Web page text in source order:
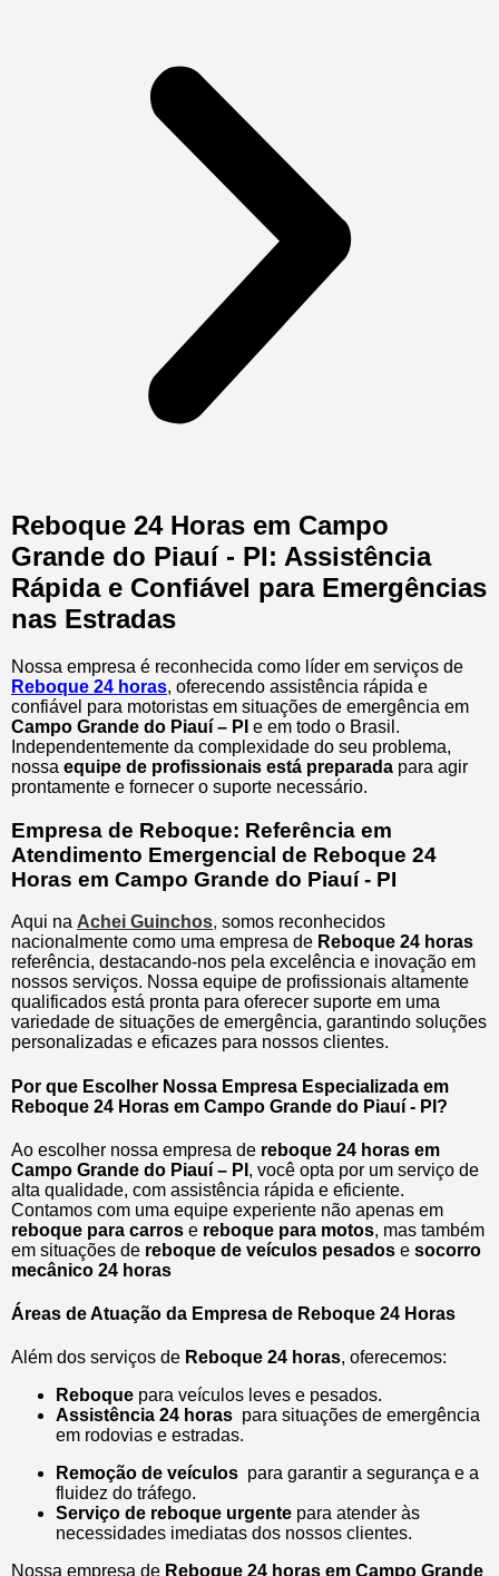
Reboque 24 Horas em Campo
Grande do Piauí - PI: Assistência
Rápida e Confiável para Emergências
nas Estradas
Nossa empresa é reconhecida como líder em serviços de
Reboque 24 horas, oferecendo assistência rápida e
confiável para motoristas em situações de emergência em
Campo Grande do Piauí – PI e em todo o Brasil.
Independentemente da complexidade do seu problema,
nossa equipe de profissionais está preparada para agir
prontamente e fornecer o suporte necessário.
Empresa de Reboque: Referência em
Atendimento Emergencial de Reboque 24
Horas em Campo Grande do Piauí - PI
Aqui na Achei Guinchos, somos reconhecidos
nacionalmente como uma empresa de Reboque 24 horas
referência, destacando-nos pela excelência e inovação em
nossos serviços. Nossa equipe de profissionais altamente
qualificados está pronta para oferecer suporte em uma
variedade de situações de emergência, garantindo soluções
personalizadas e eficazes para nossos clientes.
Por que Escolher Nossa Empresa Especializada em
Reboque 24 Horas em Campo Grande do Piauí - PI?
Ao escolher nossa empresa de reboque 24 horas em
Campo Grande do Piauí – PI , você opta por um serviço de
alta qualidade, com assistência rápida e eficiente.
Contamos com uma equipe experiente não apenas em
reboque para carros e reboque para motos, mas também
em situações de reboque de veículos pesados e socorro
mecânico 24 horas
Áreas de Atuação da Empresa de Reboque 24 Horas
Além dos serviços de Reboque 24 horas, oferecemos:
Reboque para veículos leves e pesados.
Assistência 24 horas para situações de emergência
em rodovias e estradas.
Remoção de veículos para garantir a segurança e a
fluidez do tráfego.
Serviço de reboque urgente para atender às
necessidades imediatas dos nossos clientes.
Nossa empresa de Reboque 24 horas em Campo Grande